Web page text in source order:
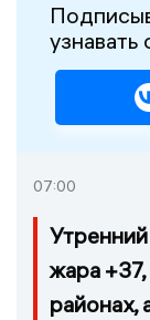
узнавать
07:00
жара
районах,